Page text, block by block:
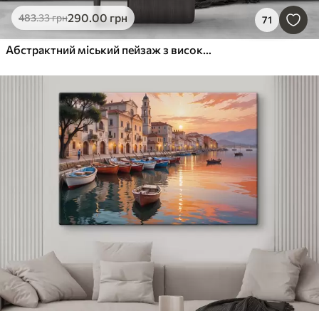
483.33грн290.00 грн 71
Абстрактний міський пейзаж з високими будівлями у відтінках коричневого, сірого та білого, що відображаються у воді внизу